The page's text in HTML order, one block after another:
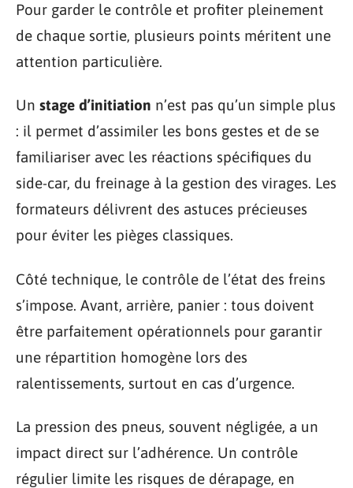
Pour garder le contrôle et profiter pleinement
de chaque sortie, plusieurs points méritent une
attention particulière.
Un stage d’initiation n’est pas qu’un simple plus
: il permet d’assimiler les bons gestes et de se
familiariser avec les réactions spécifiques du
side-car, du freinage à la gestion des virages. Les
formateurs délivrent des astuces précieuses
pour éviter les pièges classiques.
Côté technique, le contrôle de l’état des freins
s’impose. Avant, arrière, panier : tous doivent
être parfaitement opérationnels pour garantir
une répartition homogène lors des
ralentissements, surtout en cas d’urgence.
La pression des pneus, souvent négligée, a un
impact direct sur l’adhérence. Un contrôle
régulier limite les risques de dérapage, en